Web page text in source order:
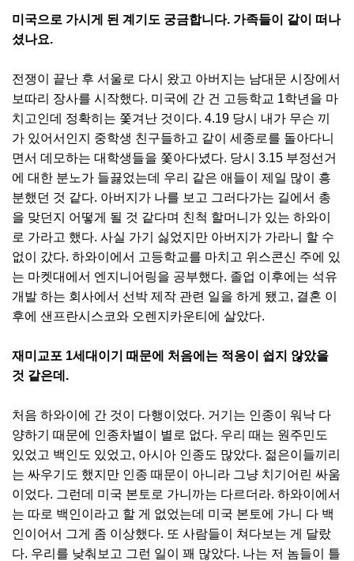
미국으로 가시게 된 계기도 궁금합니다. 가족들이 같이 떠나
셨나요.
전쟁이 끝난 후 서울로 다시 왔고 아버지는 남대문 시장에서
보따리 장사를 시작했다. 미국에 간 건 고등학교 1학년을 마
치고인데 정확히는 쫓겨난 것이다. 4.19 당시 내가 무슨 끼
가 있어서인지 중학생 친구들하고 같이 세종로를 돌아다니
면서 데모하는 대학생들을 쫓아다녔다. 당시 3.15 부정선거
에 대한 분노가 들끓었는데 우리 같은 애들이 제일 많이 흥
분했던 것 같다. 아버지가 나를 보고 그러다가는 길에서 총
을 맞던지 어떻게 될 것 같다며 친척 할머니가 있는 하와이
로 가라고 했다. 사실 가기 싫었지만 아버지가 가라니 할 수
없이 갔다. 하와이에서 고등학교를 마치고 위스콘신 주에 있
는 마켓대에서 엔지니어링을 공부했다. 졸업 이후에는 석유
개발 하는 회사에서 선박 제작 관련 일을 하게 됐고, 결혼 이
후에 샌프란시스코와 오렌지카운티에 살았다.
재미교포 1세대이기 때문에 처음에는 적응이 쉽지 않았을
것 같은데.
처음 하와이에 간 것이 다행이었다. 거기는 인종이 워낙 다
양하기 때문에 인종차별이 별로 없다. 우리 때는 원주민도
있었고 백인도 있었고, 아시아 인종도 많았다. 젊은이들끼리
는 싸우기도 했지만 인종 때문이 아니라 그냥 치기어린 싸움
이었다. 그런데 미국 본토로 가니까는 다르더라. 하와이에서
는 따로 백인이라고 할 게 없었는데 미국 본토에 가니 다 백
인이어서 그게 좀 이상했다. 또 사람들이 쳐다보는 게 달랐
다. 우리를 낮춰보고 그런 일이 꽤 많았다. 나는 저 놈들이 틀